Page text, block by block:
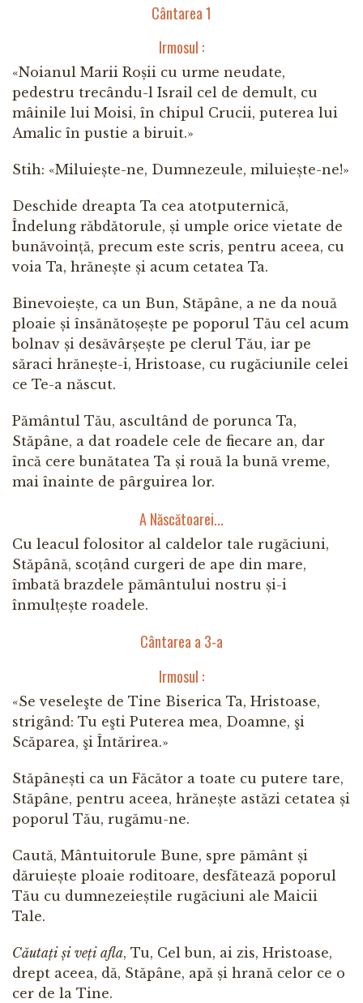
Cântarea 1
Irmosul :
«Noianul Marii Roșii cu urme neudate,
pedestru trecându-l Israil cel de demult, cu
mâinile lui Moisi, în chipul Crucii, puterea lui
Amalic în pustie a biruit.»
Stih: «Miluiește-ne, Dumnezeule, miluiește-ne!»
Deschide dreapta Ta cea atotputernică,
Îndelung răbdătorule, și umple orice vietate de
bunăvoință, precum este scris, pentru aceea, cu
voia Ta, hrănește și acum cetatea Ta.
Binevoiește, ca un Bun, Stăpâne, a ne da nouă
ploaie și însănătoșește pe poporul Tău cel acum
bolnav și desăvârșește pe clerul Tău, iar pe
săraci hrănește-i, Hristoase, cu rugăciunile celei
ce Te-a născut.
Pământul Tău, ascultând de porunca Ta,
Stăpâne, a dat roadele cele de fiecare an, dar
încă cere bunătatea Ta și rouă la bună vreme,
mai înainte de pârguirea lor.
A Născătoarei...
Cu leacul folositor al caldelor tale rugăciuni,
Stăpână, scoțând curgeri de ape din mare,
îmbată brazdele pământului nostru și-i
înmulțește roadele.
Cântarea a 3-a
Irmosul :
«Se veseleşte de Tine Biserica Ta, Hristoase,
strigând: Tu eşti Puterea mea, Doamne, şi
Scăparea, şi Întărirea.»
Stăpânești ca un Făcător a toate cu putere tare,
Stăpâne, pentru aceea, hrănește astăzi cetatea și
poporul Tău, rugămu-ne.
Caută, Mântuitorule Bune, spre pământ și
dăruiește ploaie roditoare, desfătează poporul
Tău cu dumnezeieștile rugăciuni ale Maicii
Tale.
Căutați și veți afla, Tu, Cel bun, ai zis, Hristoase,
drept aceea, dă, Stăpâne, apă și hrană celor ce o
cer de la Tine.